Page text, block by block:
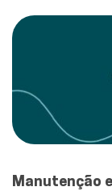
Manutenção